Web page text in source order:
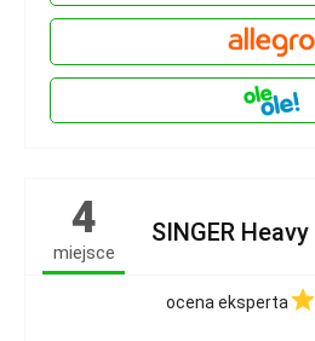
4
miejsce
SINGER
ocena eksperta